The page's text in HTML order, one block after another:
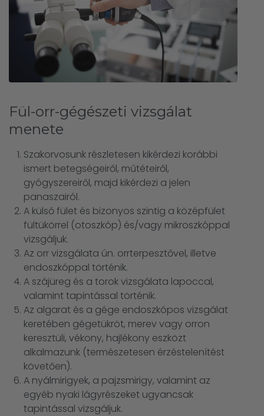
Fül-orr-gégészeti vizsgálat
menete
Szakorvosunk részletesen kikérdezi korábbi
ismert betegségeiről, műtéteiről,
gyógyszereiről, majd kikérdezi a jelen
panaszairól.
A külső fület és bizonyos szintig a középfület
fültükörrel (otoszkóp) és/vagy mikroszkóppal
vizsgáljuk.
Az orr vizsgálata ún. orrterpesztővel, illetve
endoszkóppal történik.
A szájüreg és a torok vizsgálata lapoccal,
valamint tapintással történik.
Az algarat és a gége endoszkópos vizsgálat
keretében gégetükröt, merev vagy orron
keresztüli, vékony, hajlékony eszközt
alkalmazunk (természetesen érzéstelenítést
követően).
A nyálmirigyek, a pajzsmirigy, valamint az
egyéb nyaki lágyrészeket ugyancsak
tapintással vizsgáljuk.